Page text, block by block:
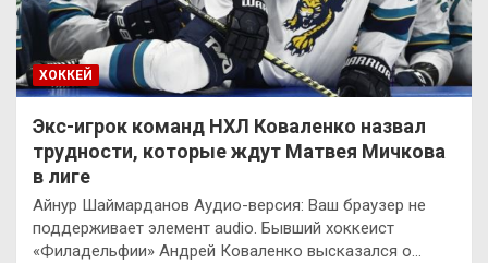
ХОККЕЙ
Экс-игрок команд НХЛ Коваленко назвал
трудности, которые ждут Матвея Мичкова
в лиге
Айнур Шаймарданов Аудио-версия: Ваш браузер не
поддерживает элемент audio. Бывший хоккеист
«Филадельфии» Андрей Коваленко высказался о…